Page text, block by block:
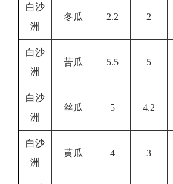
白沙
洲
冬瓜 2.2 2
白沙
洲
苦瓜 5.5 5
白沙
洲
丝瓜 5 4.2
白沙
洲
黄瓜 4 3